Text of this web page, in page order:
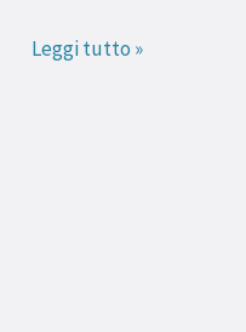
Joji
Leggi tutto »